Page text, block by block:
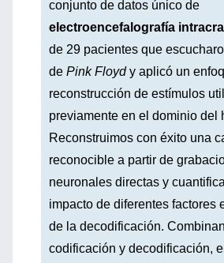
conjunto de datos único de
electroencefalografía
de 29 pacientes que
de Pink Floydy aplicó un
reconstrucción de estímulos
previamente en el dominio del
Reconstruimos con éxito una
reconocible a partir de
neuronales directas y
impacto de diferentes factores
de la decodificación.
codificación y decodificación,